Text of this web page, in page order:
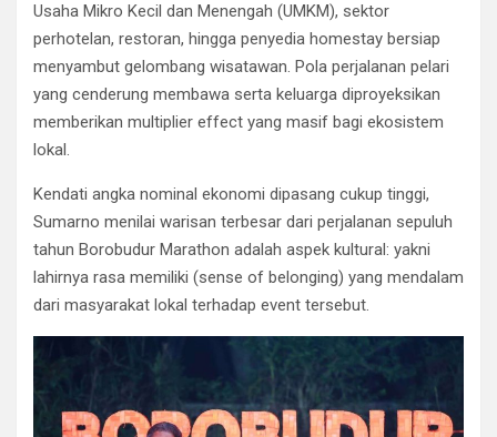
Usaha Mikro Kecil dan Menengah (UMKM), sektor
perhotelan, restoran, hingga penyedia homestay bersiap
menyambut gelombang wisatawan. Pola perjalanan pelari
yang cenderung membawa serta keluarga diproyeksikan
memberikan multiplier effect yang masif bagi ekosistem
lokal.
Kendati angka nominal ekonomi dipasang cukup tinggi,
Sumarno menilai warisan terbesar dari perjalanan sepuluh
tahun Borobudur Marathon adalah aspek kultural: yakni
lahirnya rasa memiliki (sense of belonging) yang mendalam
dari masyarakat lokal terhadap event tersebut.